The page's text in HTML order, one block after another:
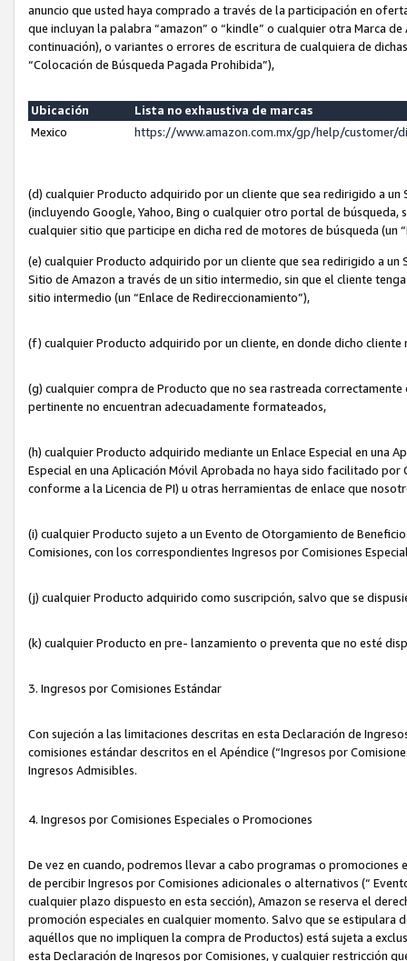
anuncio que usted haya comprado a través de la participación en
que incluyan la palabra “amazon” o “kindle” o cualquier otra Marca
continuación), o variantes o errores de escritura de cualquiera de
“Colocación de Búsqueda Pagada Prohibida”),
Ubicación
Lista no exhaustiva de marcas
Mexico
https://www.amazon.com.mx/gp/help/customer/
(d) cualquier Producto adquirido por un cliente que sea redirigido a
(incluyendo Google, Yahoo, Bing o cualquier otro portal de
cualquier sitio que participe en dicha red de motores de búsqueda (un
(e) cualquier Producto adquirido por un cliente que sea redirigido a un
Sitio de Amazon a través de un sitio intermedio, sin que el cliente
sitio intermedio (un “Enlace de Redireccionamiento”),
(f) cualquier Producto adquirido por un cliente, en donde dicho
(g) cualquier compra de Producto que no sea rastreada
pertinente no encuentran adecuadamente formateados,
(h) cualquier Producto adquirido mediante un Enlace Especial en una
Especial en una Aplicación Móvil Aprobada no haya sido facilitado
conforme a la Licencia de PI) u otras herramientas de enlace que
(i) cualquier Producto sujeto a un Evento de Otorgamiento de
Comisiones, con los correspondientes Ingresos por Comisiones
(j) cualquier Producto adquirido como suscripción, salvo que se
(k) cualquier Producto en pre- lanzamiento o preventa que no esté
3. Ingresos por Comisiones Estándar
Con sujeción a las limitaciones descritas en esta Declaración de
comisiones estándar descritos en el Apéndice (“Ingresos por
Ingresos Admisibles.
4. Ingresos por Comisiones Especiales o Promociones
De vez en cuando, podremos llevar a cabo programas o
de percibir Ingresos por Comisiones adicionales o alternativos (“
cualquier plazo dispuesto en esta sección), Amazon se reserva el
promoción especiales en cualquier momento. Salvo que se
aquéllos que no impliquen la compra de Productos) está sujeta a
esta Declaración de Ingresos por Comisiones, y cualquier restricción